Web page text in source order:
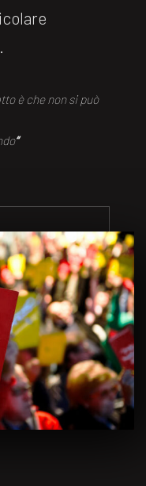
è che non si può
“